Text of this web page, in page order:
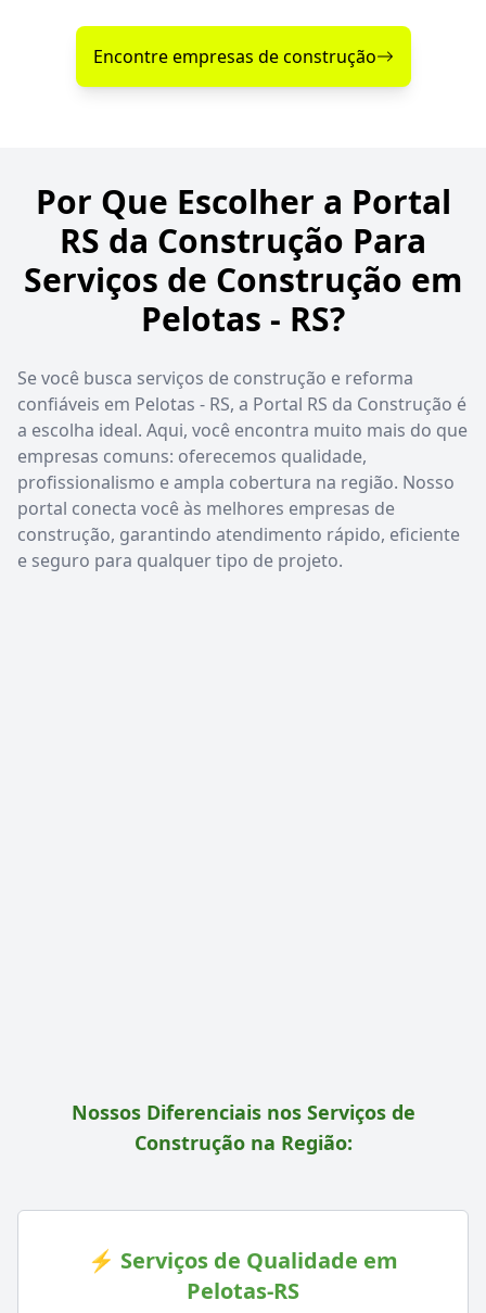
Encontre empresas de construção
Por Que Escolher a Portal
RS da Construção Para
Serviços de Construção em
Pelotas - RS?
Se você busca serviços de construção e reforma
confiáveis em Pelotas - RS, a Portal RS da Construção é
a escolha ideal. Aqui, você encontra muito mais do que
empresas comuns: oferecemos qualidade,
profissionalismo e ampla cobertura na região. Nosso
portal conecta você às melhores empresas de
construção, garantindo atendimento rápido, eficiente
e seguro para qualquer tipo de projeto.
Nossos Diferenciais nos Serviços de
Construção na Região:
⚡ Serviços de Qualidade em
Pelotas-RS